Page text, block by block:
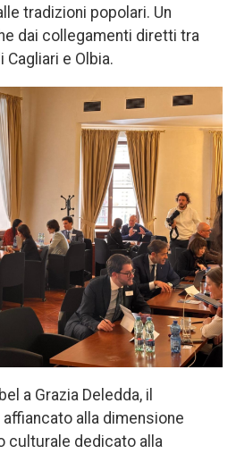
tradizioni popolari. Un
dai collegamenti diretti tra
Cagliari e Olbia.
a Grazia Deledda, il
alla dimensione
culturale dedicato alla